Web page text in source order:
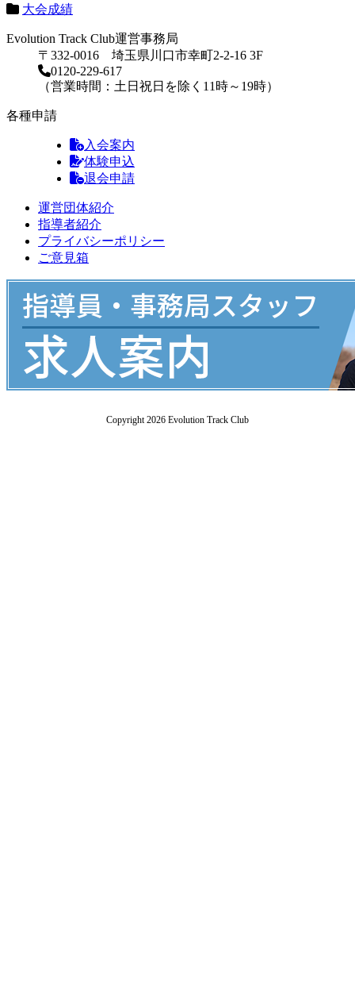
大会成績
Evolution Track Club運営事務局
〒332-0016 埼玉県川口市幸町2-2-16 3F
0120-229-617
（営業時間：土日祝日を除く11時～19時）
各種申請
入会案内
体験申込
退会申請
運営団体紹介
指導者紹介
プライバシーポリシー
ご意見箱
Copyright 2026 Evolution Track Club